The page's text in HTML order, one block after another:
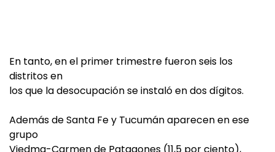
En tanto, en el primer trimestre fueron seis los
distritos en
los que la desocupación se instaló en dos dígitos.
Además de Santa Fe y Tucumán aparecen en ese
grupo